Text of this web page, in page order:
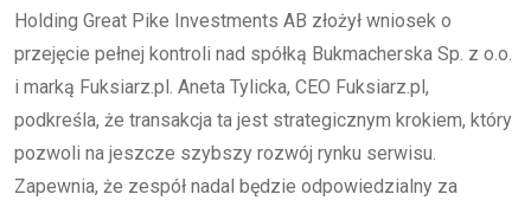
Holding Great Pike Investments AB złożył wniosek o
przejęcie pełnej kontroli nad spółką Bukmacherska Sp. z o.o.
i marką Fuksiarz.pl. Aneta Tylicka, CEO Fuksiarz.pl,
podkreśla, że transakcja ta jest strategicznym krokiem, który
pozwoli na jeszcze szybszy rozwój rynku serwisu.
Zapewnia, że zespół nadal będzie odpowiedzialny za